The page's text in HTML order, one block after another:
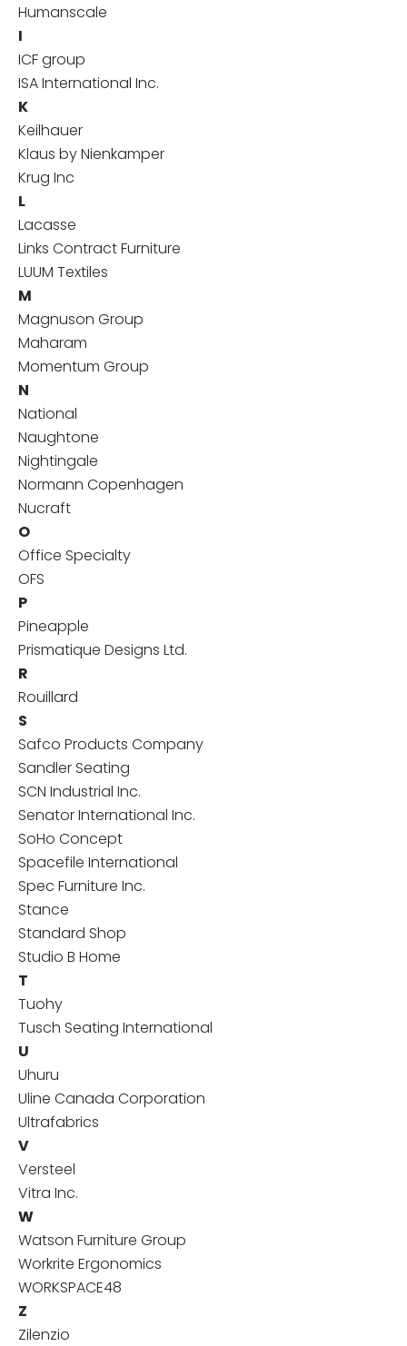
Humanscale
I
ICF group
ISA International Inc.
K
Keilhauer
Klaus by Nienkamper
Krug Inc
L
Lacasse
Links Contract Furniture
LUUM Textiles
M
Magnuson Group
Maharam
Momentum Group
N
National
Naughtone
Nightingale
Normann Copenhagen
Nucraft
O
Office Specialty
OFS
P
Pineapple
Prismatique Designs Ltd.
R
Rouillard
S
Safco Products Company
Sandler Seating
SCN Industrial Inc.
Senator International Inc.
SoHo Concept
Spacefile International
Spec Furniture Inc.
Stance
Standard Shop
Studio B Home
T
Tuohy
Tusch Seating International
U
Uhuru
Uline Canada Corporation
Ultrafabrics
V
Versteel
Vitra Inc.
W
Watson Furniture Group
Workrite Ergonomics
WORKSPACE48
Z
Zilenzio